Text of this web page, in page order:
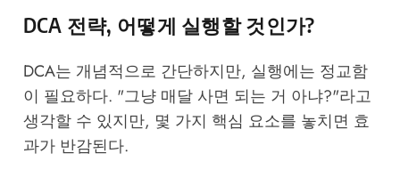
DCA 전략, 어떻게 실행할 것인가?
DCA는 개념적으로 간단하지만, 실행에는 정교함
이 필요하다. "그냥 매달 사면 되는 거 아냐?"라고
생각할 수 있지만, 몇 가지 핵심 요소를 놓치면 효
과가 반감된다.